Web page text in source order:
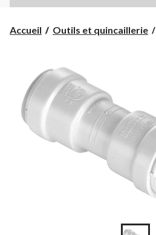
Accueil Outils et quincaillerie